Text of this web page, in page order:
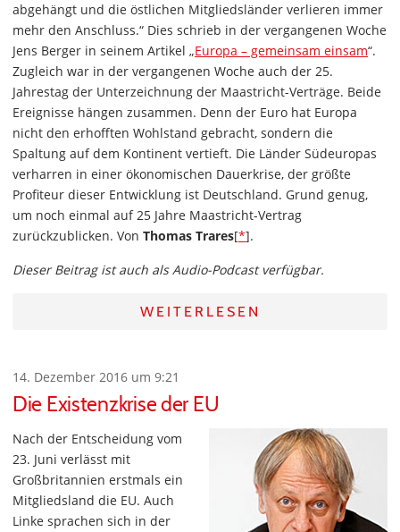
abgehängt und die östlichen Mitgliedsländer verlieren immer
mehr den Anschluss.“ Dies schrieb in der vergangenen Woche
Jens Berger in seinem Artikel „Europa – gemeinsam einsam“.
Zugleich war in der vergangenen Woche auch der 25.
Jahrestag der Unterzeichnung der Maastricht-Verträge. Beide
Ereignisse hängen zusammen. Denn der Euro hat Europa
nicht den erhofften Wohlstand gebracht, sondern die
Spaltung auf dem Kontinent vertieft. Die Länder Südeuropas
verharren in einer ökonomischen Dauerkrise, der größte
Profiteur dieser Entwicklung ist Deutschland. Grund genug,
um noch einmal auf 25 Jahre Maastricht-Vertrag
zurückzublicken. Von Thomas Trares[*].
Dieser Beitrag ist auch als Audio-Podcast verfügbar.
WEITERLESEN
14. Dezember 2016 um 9:21
Die Existenzkrise der EU
Nach der Entscheidung vom
23. Juni verlässt mit
Großbritannien erstmals ein
Mitgliedsland die EU. Auch
Linke sprachen sich in der